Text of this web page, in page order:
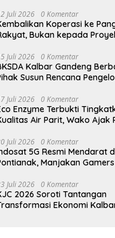
Darurat Asap,
Negara Seret
Haram
Juli 2026 0 Komentar
Koperasi ke
Bukan kepada
Juli 2026 0 Komentar
Kalbar Gandeng
Susun Rencana
2027-2036
Juli 2026 0 Komentar
Enzyme Terbukti
Air Parit, Wako Ajak
Juli 2026 0 Komentar
5G Resmi Mendarat
Manjakan
Juli 2026 0 Komentar
2026 Soroti Tantangan
Ekonomi